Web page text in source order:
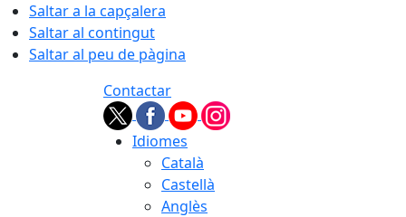
Saltar a la capçalera
Saltar al contingut
Saltar al peu de pàgina
Contactar
Idiomes
Català
Castellà
Anglès